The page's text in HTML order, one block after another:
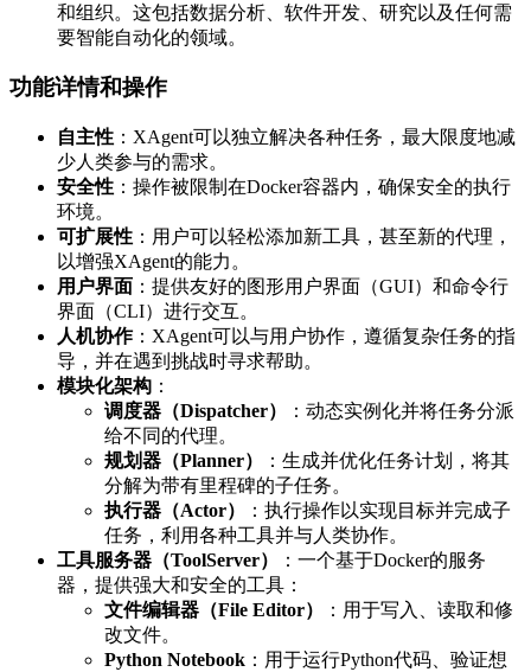
和组织。这包括数据分析、软件开发、研究以及任何需
要智能自动化的领域。
功能详情和操作
自主性 ：XAgent可以独立解决各种任务，最大限度地减
少人类参与的需求。
安全性 ：操作被限制在Docker容器内，确保安全的执行
环境。
可扩展性 ：用户可以轻松添加新工具，甚至新的代理，
以增强XAgent的能力。
用户界面 ：提供友好的图形用户界面（GUI）和命令行
界面（CLI）进行交互。
人机协作：XAgent可以与用户协作，遵循复杂任务的指
导，并在遇到挑战时寻求帮助。
模块化架构 ：
调度器（Dispatcher）
：动态实例化并将任务分派
给不同的代理。
规划器（Planner）
：生成并优化任务计划，将其
分解为带有里程碑的子任务。
执行器（Actor）
：执行操作以实现目标并完成子
任务，利用各种工具并与人类协作。
工具服务器（ToolServer）
：一个基于Docker的服务
器，提供强大和安全的工具：
文件编辑器（File Editor）
：用于写入、读取和修
改文件。
Python Notebook ：用于运行Python代码、验证想